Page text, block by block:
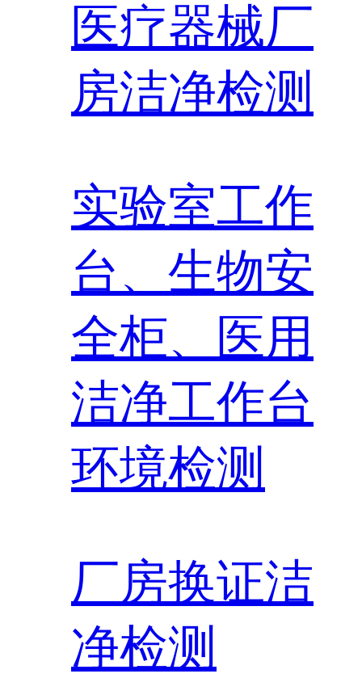
医疗器械厂
房洁净检测
实验室工作
台、生物安
全柜、医用
洁净工作台
环境检测
厂房换证洁
净检测